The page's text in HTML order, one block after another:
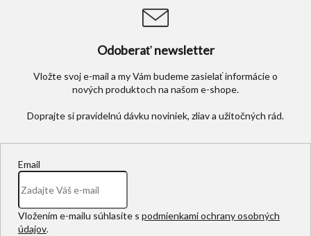
Odoberať newsletter
Vložte svoj e-mail a my Vám budeme zasielať informácie o
nových produktoch na našom e-shope.
Email
Vložením e-mailu súhlasíte s podmienkami ochrany osobných
údajov.